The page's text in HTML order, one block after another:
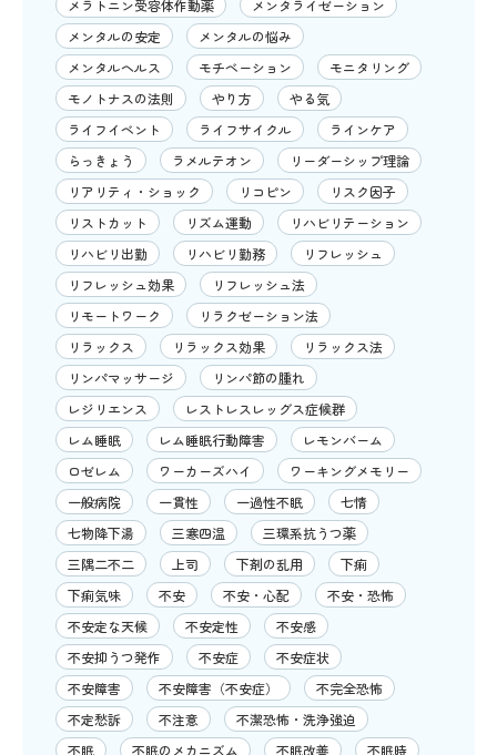
メラトニン受容体作動薬
メンタライゼーション
メンタルの安定
メンタルの悩み
メンタルヘルス
モチベーション
モニタリング
モノトナスの法則
やり方
やる気
ライフイベント
ライフサイクル
ラインケア
らっきょう
ラメルテオン
リーダーシップ理論
リアリティ・ショック
リコピン
リスク因子
リストカット
リズム運動
リハビリテーション
リハビリ出勤
リハビリ勤務
リフレッシュ
リフレッシュ効果
リフレッシュ法
リモートワーク
リラクゼーション法
リラックス
リラックス効果
リラックス法
リンパマッサージ
リンパ節の腫れ
レジリエンス
レストレスレッグス症候群
レム睡眠
レム睡眠行動障害
レモンバーム
ロゼレム
ワーカーズハイ
ワーキングメモリー
一般病院
一貫性 一過性不眠
七情
七物降下湯
三寒四温
三環系抗うつ薬
三隅二不二
上司 下剤の乱用
下痢
下痢気味
不安 不安・心配
不安・恐怖
不安定な天候
不安定性
不安感
不安抑うつ発作
不安症
不安症状
不安障害
不安障害（不安症）
不完全恐怖
不定愁訴
不注意
不潔恐怖・洗浄強迫
不眠
不眠のメカニズム 不眠改善
不眠時